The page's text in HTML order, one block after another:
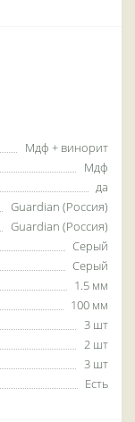
Мдф + винорит
Мдф
да
Guardian (Россия)
Guardian (Россия)
Серый
Серый
1.5 мм
100 мм
3 шт
2 шт
3 шт
Есть